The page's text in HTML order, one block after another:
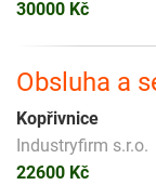
30000 Kč
Obsluha a
Kopřivnice
Industryfirm s.r.o.
22600 Kč